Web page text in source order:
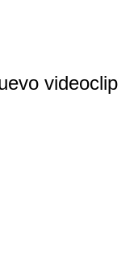
videoclip